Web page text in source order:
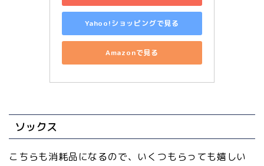
Yahoo!ショッピングで見る
Amazonで見る
ソックス
こちらも消耗品になるので、いくつもらっても嬉しい